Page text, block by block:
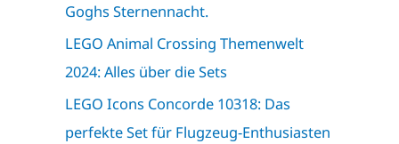
Goghs Sternennacht.
LEGO Animal Crossing Themenwelt
2024: Alles über die Sets
LEGO Icons Concorde 10318: Das
perfekte Set für Flugzeug-Enthusiasten